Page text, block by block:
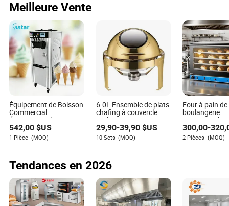
Meilleure Vente
Équipement de Boisson
Commercial
Équipement de
Restauration 3 Saveurs
Machine à Glace Souple
542,00 $US
1 Pièce (MOQ)
6.0L Ensemble de plats
chafing à couvercle
roulant en acier
inoxydable, équipement
de restauration pour
buffet, réchaud pour
29,90-39,90$US
10 Sets (MOQ)
Four à pain de
boulangerie
commercial 4
four
convection
chaud
300,00-
2 Pièces (MOQ)
Tendances en 2026